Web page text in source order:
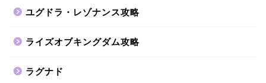
ユグドラ・レゾナンス攻略
ライズオブキングダム攻略
ラグナド